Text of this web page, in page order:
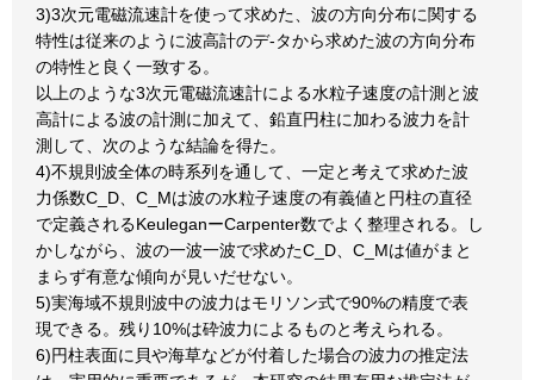
3)3次元電磁流速計を使って求めた、波の方向分布に関する
特性は従来のように波高計のデ-タから求めた波の方向分布
の特性と良く一致する。
以上のような3次元電磁流速計による水粒子速度の計測と波
高計による波の計測に加えて、鉛直円柱に加わる波力を計
測して、次のような結論を得た。
4)不規則波全体の時系列を通して、一定と考えて求めた波
力係数C_D、C_Mは波の水粒子速度の有義値と円柱の直径
で定義されるKeuleganーCarpenter数でよく整理される。し
かしながら、波の一波一波で求めたC_D、C_Mは値がまと
まらず有意な傾向が見いだせない。
5)実海域不規則波中の波力はモリソン式で90%の精度で表
現できる。残り10%は砕波力によるものと考えられる。
6)円柱表面に貝や海草などが付着した場合の波力の推定法